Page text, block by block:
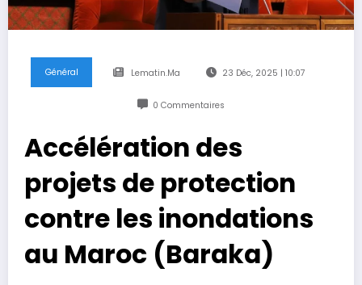
Général Lematin.ma 23 Déc, 2025 | 10:07
0 Commentaires
Accélération des
projets de protection
contre les inondations
au Maroc (Baraka)